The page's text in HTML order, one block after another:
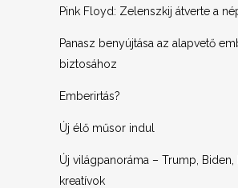
Pink Floyd: Zelenszkij átverte a
Panasz benyújtása az alapvető
biztosához
Emberirtás?
Új élő műsor indul
Új világpanoráma – Trump, Biden,
kreatívok